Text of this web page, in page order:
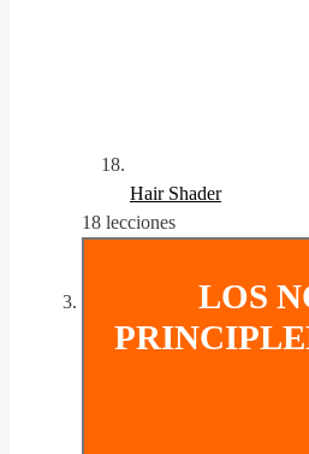
Hair Shader
18 lecciones
LOS